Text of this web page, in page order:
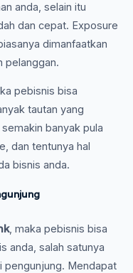
anda, selain itu
dan cepat. Exposure
dimanfaatkan
pelanggan.
pebisnis bisa
tautan yang
banyak pula
dan tentunya hal
bisnis anda.
, maka pebisnis bisa
anda, salah satunya
pengunjung. Mendapat